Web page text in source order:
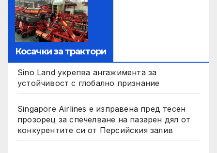
Косачки за трактори
Sino Land укрепва ангажимента за
устойчивост с глобално признание
Singapore Airlines е изправена пред тесен
прозорец за спечелване на пазарен дял от
конкурентите си от Персийския залив